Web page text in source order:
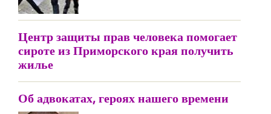
Центр защиты прав человека помогает
сироте из Приморского края получить
жилье
Об адвокатах, героях нашего времени